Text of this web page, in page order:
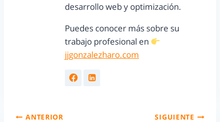
desarrollo web y optimización.
Puedes conocer más sobre su
trabajo profesional en
jjgonzalezharo.com
ANTERIOR SIGUIENTE